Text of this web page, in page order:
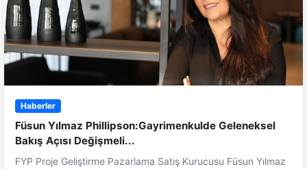
Haberler
Füsun Yılmaz Phillipson:Gayrimenkulde Geleneksel
Bakış Açısı Değişmeli...
FYP Proje Geliştirme Pazarlama Satış Kurucusu Füsun Yılmaz